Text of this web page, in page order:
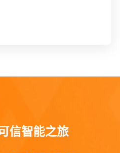
信智能之旅